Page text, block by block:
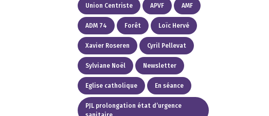
Union Centriste APVF AMF
ADM 74 Forêt Loïc Hervé
Xavier Roseren Cyril Pellevat
Sylviane Noël Newsletter
Eglise catholique En séance
PJL prolongation état d’urgence